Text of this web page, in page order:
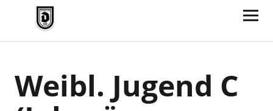
TV Jahn Duderstadt
Weibl. Jugend C